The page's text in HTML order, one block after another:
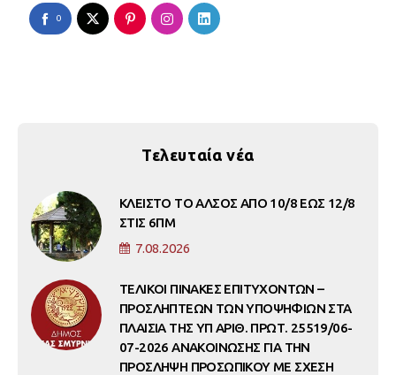
0
Τελευταία νέα
ΚΛΕΙΣΤΟ ΤΟ ΑΛΣΟΣ ΑΠΟ 10/8 ΕΩΣ 12/8
ΣΤΙΣ 6ΠΜ
7.08.2026
ΤΕΛΙΚΟΙ ΠΙΝΑΚΕΣ ΕΠΙΤΥΧΟΝΤΩΝ –
ΠΡΟΣΛΗΠΤΕΩΝ ΤΩΝ ΥΠΟΨΗΦΙΩΝ ΣΤΑ
ΠΛΑΙΣΙΑ ΤΗΣ ΥΠ ΑΡΙΘ. ΠΡΩΤ. 25519/06-
07-2026 ΑΝΑΚΟΙΝΩΣΗΣ ΓΙΑ ΤΗΝ
ΠΡΟΣΛΗΨΗ ΠΡΟΣΩΠΙΚΟΥ ΜΕ ΣΧΕΣΗ